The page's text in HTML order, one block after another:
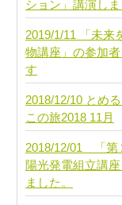
ション」講演しま
2019/1/11 「未来
物講座」の参加
す
2018/12/10 とめ
この旅2018 11月
2018/12/01 「第
陽光発電組立講
ました。